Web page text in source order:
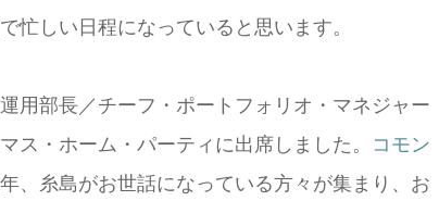
忙しい日程になっていると思います。
用部長／チーフ・ポートフォリオ・マネジャー
ス・ホーム・パーティに出席しました。 コモン
、糸島がお世話になっている方々が集まり、お